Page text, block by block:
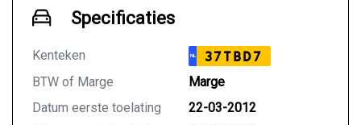
Specificaties
Kenteken NL 37TBD7
BTW of Marge
Marge
Datum eerste toelating
22-03-2012